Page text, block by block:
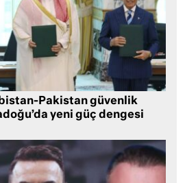
Pakistan güvenlik
yeni güç dengesi